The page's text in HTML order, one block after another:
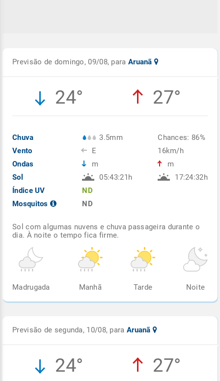
Previsão de domingo, 09/08, para Aruanã
24° 27°
Chuva
Vento
Ondas
Sol
Índice UV
Mosquitos
3.5mm
E
m
05:43:21h
ND
ND
Chances: 86%
16km/h
m
17:24:32h
Sol com algumas nuvens e chuva passageira durante o
dia. À noite o tempo fica firme.
Madrugada Manhã Tarde Noite
Previsão de segunda, 10/08, para Aruanã
24° 27°